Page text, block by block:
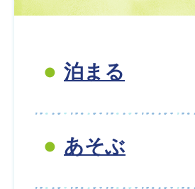
泊まる
あそぶ